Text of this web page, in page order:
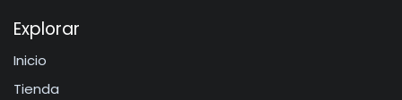
Explorar
Inicio
Tienda